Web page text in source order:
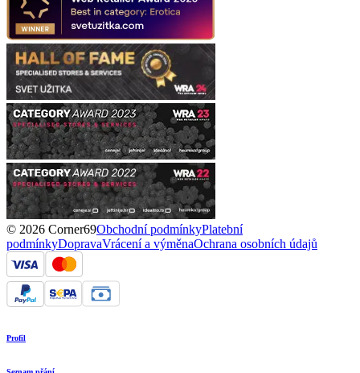
© 2026 Corner69Obchodní podmínkyPlatební
podmínkyDopravaVrácení a výměnaOchrana osobních údajů
Profil